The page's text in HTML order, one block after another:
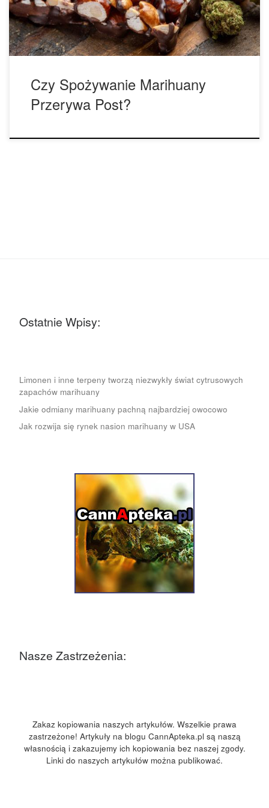
zdrowotnych. Ogólnie definiowany jako powstrzymywanie
się od jedzenia i picia przez […]
Czy Spożywanie Marihuany
Przerywa Post?
Ostatnie Wpisy:
Limonen i inne terpeny tworzą niezwykły świat cytrusowych
zapachów marihuany
Jakie odmiany marihuany pachną najbardziej owocowo
Jak rozwija się rynek nasion marihuany w USA
Nasze Zastrzeżenia:
Zakaz kopiowania naszych artykułów. Wszelkie prawa
zastrzeżone! Artykuły na blogu CannApteka.pl są naszą
własnością i zakazujemy ich kopiowania bez naszej zgody.
Linki do naszych artykułów można publikować.